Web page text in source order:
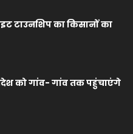
टाउनशिप का किसानों का
को गांव- गांव तक पहुंचाएंगे